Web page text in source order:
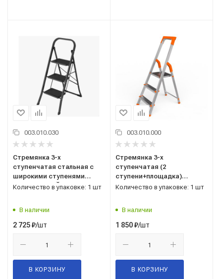
003.010.030
Стремянка 3-х
ступенчатая стальная с
широкими ступенями
черная САРАЙЛЫ-М
Количество в упаковке: 1 шт
В наличии
2 725₽/шт
В КОРЗИНУ
003.010.000
Стремянка 3-х
ступенчатая (2
ступени+площадка)
стальная Европа
Количество в упаковке: 1 шт
В наличии
1 850₽/шт
В КОРЗИНУ